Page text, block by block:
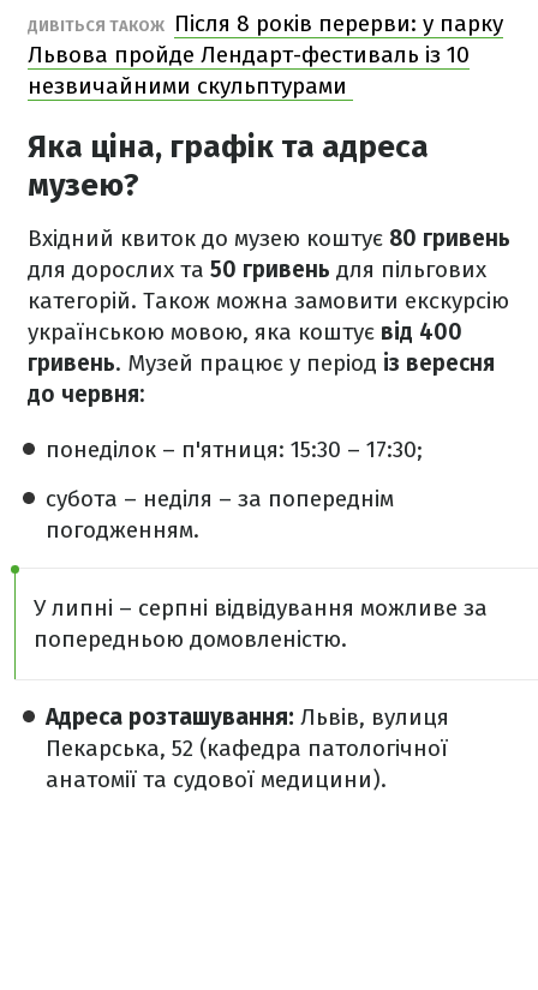
ДИВІТЬСЯ ТАКОЖ
Після 8 років перерви: у парку
Львова пройде Лендарт-фестиваль із 10
незвичайними скульптурами
Яка ціна, графік та адреса
музею?
Вхідний квиток до музею коштує 80 гривень
для дорослих та 50 гривень для пільгових
категорій. Також можна замовити екскурсію
українською мовою, яка коштує від 400
гривень. Музей працює у період із вересня
до червня:
понеділок – п'ятниця: 15:30 – 17:30;
субота – неділя – за попереднім
погодженням.
У липні – серпні відвідування можливе за
попередньою домовленістю.
Адреса розташування: Львів, вулиця
Пекарська, 52 (кафедра патологічної
анатомії та судової медицини).